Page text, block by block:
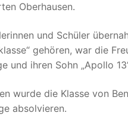
Oberhausen.
und Schüler
gehören, war die
und ihren Sohn „Apollo
wurde die Klasse von
absolvieren.